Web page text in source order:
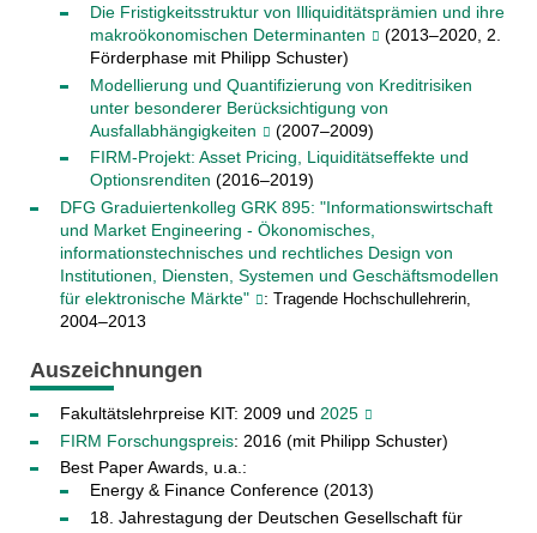
Die Fristigkeitsstruktur von Illiquiditätsprämien und ihre
makroökonomischen Determinanten
(2013–2020, 2.
Förderphase mit Philipp Schuster)
Modellierung und Quantifizierung von Kreditrisiken
unter besonderer Berücksichtigung von
Ausfallabhängigkeiten
(2007–2009)
FIRM-Projekt: Asset Pricing, Liquiditätseffekte und
Optionsrenditen (2016–2019)
DFG Graduiertenkolleg GRK 895: "Informationswirtschaft
und Market Engineering - Ökonomisches,
informationstechnisches und rechtliches Design von
Institutionen, Diensten, Systemen und Geschäftsmodellen
für elektronische Märkte"
: Tragende Hochschullehrerin,
2004–2013
Auszeichnungen
Fakultätslehrpreise KIT: 2009 und 2025
FIRM Forschungspreis: 2016 (mit Philipp Schuster)
Best Paper Awards, u.a.:
Energy & Finance Conference (2013)
18. Jahrestagung der Deutschen Gesellschaft für